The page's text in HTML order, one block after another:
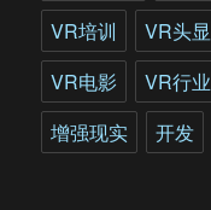
VR培训
VR头显
VR电影
VR行业
增强现实
开发